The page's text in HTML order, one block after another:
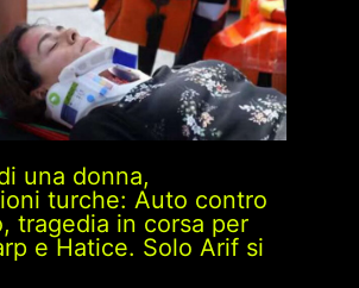
una donna,
turche: Auto contro
tragedia in corsa per
e Hatice. Solo Arif si